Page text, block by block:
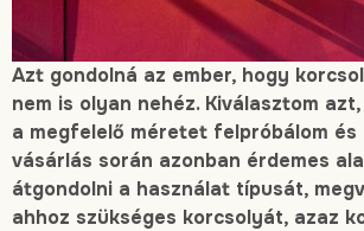
Azt gondolná az ember, hogy
nem is olyan nehéz. Kiválasztom
a megfelelő méretet felpróbálom és
vásárlás során azonban érdemes
átgondolni a használat típusát,
ahhoz szükséges korcsolyát, azaz